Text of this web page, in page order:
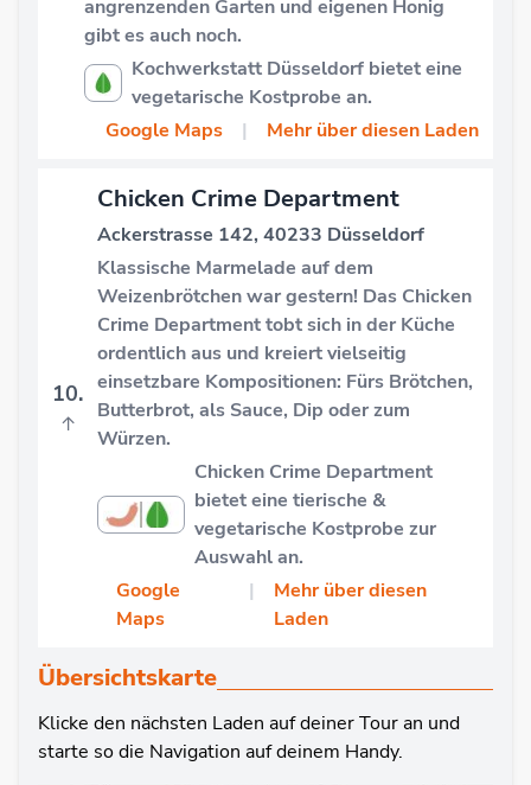
angrenzenden Garten und eigenen Honig
gibt es auch noch.
Kochwerkstatt Düsseldorf bietet eine
vegetarische Kostprobe an.
Google Maps
| Mehr über diesen Laden
10.
↑
Chicken Crime Department
Ackerstrasse 142, 40233 Düsseldorf
Klassische Marmelade auf dem
Weizenbrötchen war gestern! Das Chicken
Crime Department tobt sich in der Küche
ordentlich aus und kreiert vielseitig
einsetzbare Kompositionen: Fürs Brötchen,
Butterbrot, als Sauce, Dip oder zum
Würzen.
Chicken Crime Department
bietet eine tierische &
vegetarische Kostprobe zur
Auswahl an.
Google
Maps
|
Mehr über diesen
Laden
Übersichtskarte
Klicke den nächsten Laden auf deiner Tour an und
starte so die Navigation auf deinem Handy.